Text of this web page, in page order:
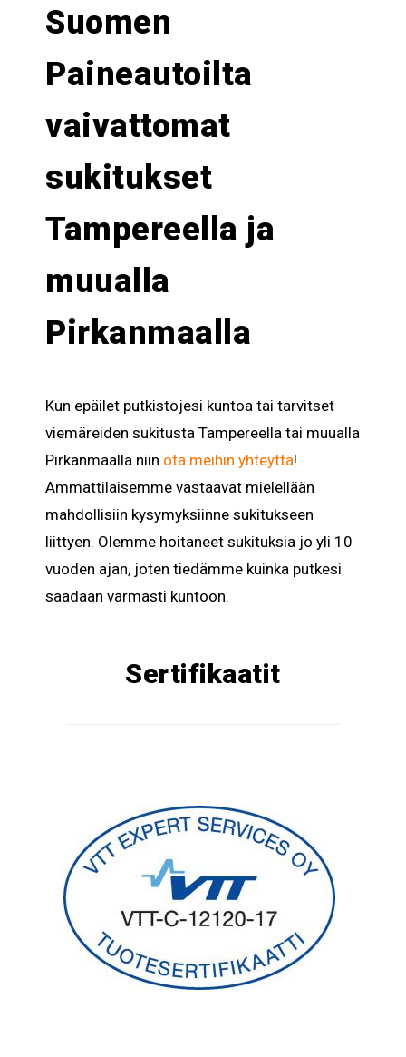
Suomen
Paineautoilta
vaivattomat
sukitukset
Tampereella ja
muualla
Pirkanmaalla
Kun epäilet putkistojesi kuntoa tai tarvitset
viemäreiden sukitusta Tampereella tai muualla
Pirkanmaalla niin ota meihin yhteyttä!
Ammattilaisemme vastaavat mielellään
mahdollisiin kysymyksiinne sukitukseen
liittyen. Olemme hoitaneet sukituksia jo yli 10
vuoden ajan, joten tiedämme kuinka putkesi
saadaan varmasti kuntoon.
Sertifikaatit